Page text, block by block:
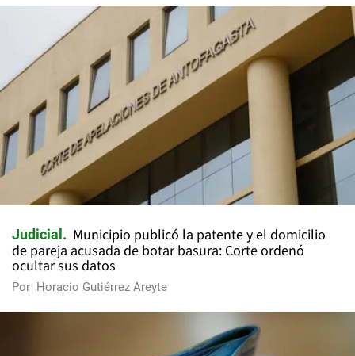
Judicial
Municipio publicó la patente y el domicilio
de pareja acusada de botar basura: Corte ordenó
ocultar sus datos
Por Horacio Gutiérrez Areyte